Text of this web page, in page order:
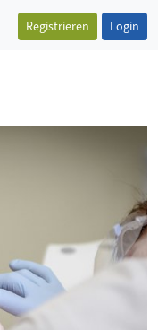
Registrieren Login